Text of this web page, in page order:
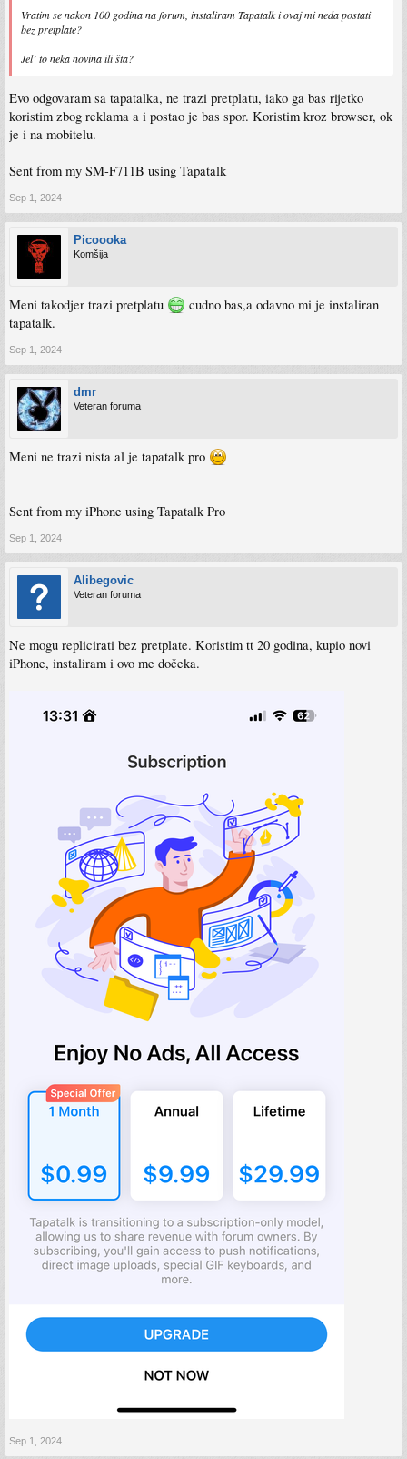
Vratim se nakon 100 godina na forum, instaliram Tapatalk i ovaj mi neda postati
bez pretplate?
Jel’ to neka novina ili šta?
Evo odgovaram sa tapatalka, ne trazi pretplatu, iako ga bas rijetko
koristim zbog reklama a i postao je bas spor. Koristim kroz browser, ok
je i na mobitelu.
Sent from my SM-F711B using Tapatalk
Sep 1, 2024
Picoooka
Komšija
Meni takodjer trazi pretplatu
cudno bas,a odavno mi je instaliran
tapatalk.
Sep 1, 2024
dmr
Veteran foruma
Meni ne trazi nista al je tapatalk pro
Sent from my iPhone using Tapatalk Pro
Sep 1, 2024
Alibegovic
Veteran foruma
Ne mogu replicirati bez pretplate. Koristim tt 20 godina, kupio novi
iPhone, instaliram i ovo me dočeka.
Sep 1, 2024